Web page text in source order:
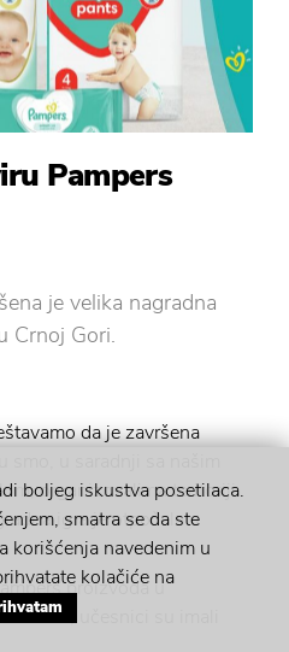
Pampers
je velika nagradna
Crnoj Gori.
da je završena
organizovali na teritoriji
igraje otpočela u
proizvoda u
EUR, učesnici su imali
boljeg iskustva posetilaca.
smatra se da ste
korišćenja navedenim u
kolačiće na